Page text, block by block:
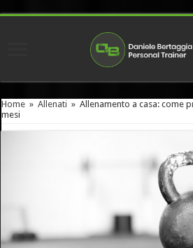
Home » Allenati » Allenamento a casa: come
mesi